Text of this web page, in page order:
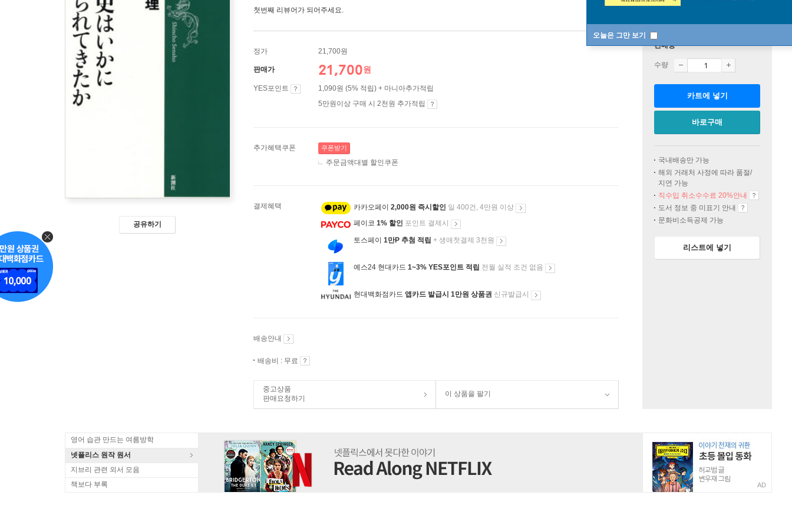
오늘은 그만 보기
공유하기
첫번째 리뷰어가 되어주세요.
정가 21,700원
판매가 21,700원
YES포인트
1,090원 (5% 적립) + 마니아추가적립
5만원이상 구매 시 2천원 추가적립
추가혜택쿠폰 쿠폰받기
주문금액대별 할인쿠폰
결제혜택 카카오페이 2,000원 즉시할인 일 400건, 4만원 이상
페이코 1% 할인 포인트 결제시
토스페이 1만P 추첨 적립 + 생애첫결제 3천원
예스24 현대카드 1~3% YES포인트 적립 전월 실적 조건 없음
현대백화점카드 앱카드 발급시 1만원 상품권 신규발급시
배송안내
배송비 : 무료
중고상품
판매요청하기
이 상품을 팔기
판매중
수량
카트에 넣기
바로구매
국내배송만 가능
해외 거래처 사정에 따라 품절/
지연 가능
직수입 취소수수료 20%안내
도서 정보 중 미표기 안내
문화비소득공제 가능
리스트에 넣기
영어 습관 만드는 여름방학
넷플리스 원작 원서
지브리 관련 외서 모음
책보다 부록
AD